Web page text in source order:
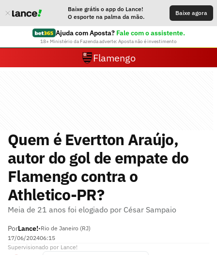
Baixe grátis o app do Lance!
O esporte na palma da mão.
Baixe agora
Ajuda com Aposta? Fale com o assistente.
18+ Ministério da Fazenda adverte: Aposta não é investimento
Flamengo
Quem é Evertton Araújo,
autor do gol de empate do
Flamengo contra o
Athletico-PR?
Meia de 21 anos foi elogiado por César Sampaio
PorLance!•Rio de Janeiro (RJ)
17/06/202406:15
Supervisionado por Lance!